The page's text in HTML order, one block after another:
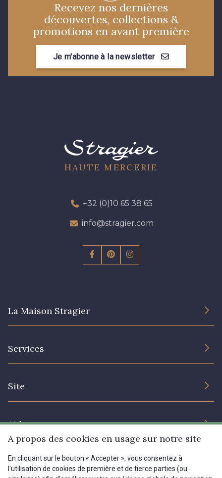
Recevez nos dernières
découvertes, collections &
promotions en avant première
Je m'abonne à la newsletter
HAUTE MERCERIE
+32 (0)10 65 38 65
info@stragier.com
La Maison Stragier
Services
Site
Prix réduits
Aide
Livraison : France, Belgique, International
Retours & réclamations
Menu
A propos des cookies en usage sur notre site
En cliquant sur le bouton « Accepter », vous consentez à
l'utilisation de cookies de première et de tierce parties (ou